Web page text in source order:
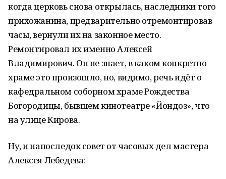
когда церковь снова открылась, наследники того
прихожанина, предварительно отремонтировав
часы, вернули их на законное место.
Ремонтировал их именно Алексей
Владимирович. Он не знает, в каком конкретно
храме это произошло, но, видимо, речь идёт о
кафедральном соборном храме Рождества
Богородицы, бывшем кинотеатре «Йондоз», что
на улице Кирова.
Ну, и напоследок совет от часовых дел мастера
Алексея Лебедева: